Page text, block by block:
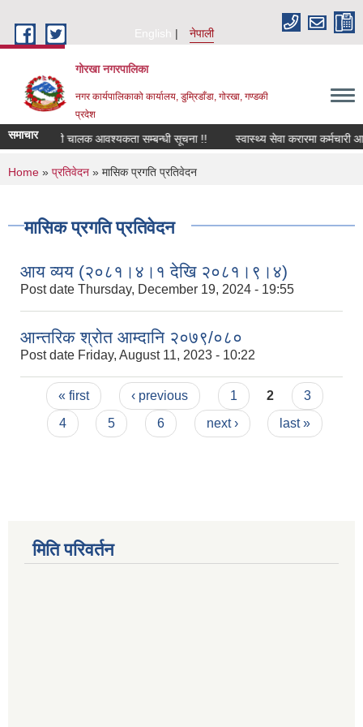
English
नेपाली
गोरखा नगरपालिका
नगर कार्यपालिकाको कार्यालय, डुम्रिडाँडा, गोरखा, गण्डकी
प्रदेश
समाचारसवारी चालक आवश्यकता सम्बन्धी सूचना !! स्वास्थ्य सेवा करारमा कर्मचारी
You are here
Home » प्रतिवेदन » मासिक प्रगति प्रतिवेदन
मासिक प्रगति प्रतिवेदन
आय व्यय (२०८१।४।१ देखि २०८१।९।४)
Post date Thursday, December 19, 2024 - 19:55
आन्तरिक श्रोत आम्दानि २०७९/०८०
Post date Friday, August 11, 2023 - 10:22
Pages
« first ‹ previous 1 2
3
4
5 6 next › last »
मिति परिवर्तन